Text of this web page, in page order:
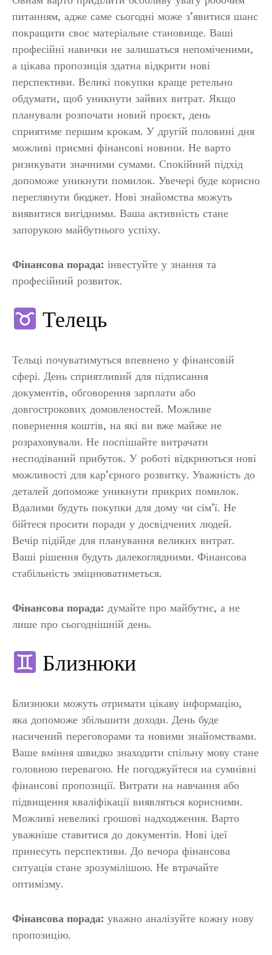
питанням, адже саме сьогодні може з’явитися шанс
покращити своє матеріальне становище. Ваші
професійні навички не залишаться непоміченими,
а цікава пропозиція здатна відкрити нові
перспективи. Великі покупки краще ретельно
обдумати, щоб уникнути зайвих витрат. Якщо
планували розпочати новий проєкт, день
сприятиме першим крокам. У другій половині дня
можливі приємні фінансові новини. Не варто
ризикувати значними сумами. Спокійний підхід
допоможе уникнути помилок. Увечері буде корисно
переглянути бюджет. Нові знайомства можуть
виявитися вигідними. Ваша активність стане
запорукою майбутнього успіху.
Фінансова порада: інвестуйте у знання та
професійний розвиток.
Телець
Тельці почуватимуться впевнено у фінансовій
сфері. День сприятливий для підписання
документів, обговорення зарплати або
довгострокових домовленостей. Можливе
повернення коштів, на які ви вже майже не
розраховували. Не поспішайте витрачати
несподіваний прибуток. У роботі відкриються нові
можливості для кар’єрного розвитку. Уважність до
деталей допоможе уникнути прикрих помилок.
Вдалими будуть покупки для дому чи сім’ї. Не
бійтеся просити поради у досвідчених людей.
Вечір підійде для планування великих витрат.
Ваші рішення будуть далекоглядними. Фінансова
стабільність зміцнюватиметься.
Фінансова порада: думайте про майбутнє, а не
лише про сьогоднішній день.
Близнюки
Близнюки можуть отримати цікаву інформацію,
яка допоможе збільшити доходи. День буде
насичений переговорами та новими знайомствами.
Ваше вміння швидко знаходити спільну мову стане
головною перевагою. Не погоджуйтеся на сумнівні
фінансові пропозиції. Витрати на навчання або
підвищення кваліфікації виявляться корисними.
Можливі невеликі грошові надходження. Варто
уважніше ставитися до документів. Нові ідеї
принесуть перспективи. До вечора фінансова
ситуація стане зрозумілішою. Не втрачайте
оптимізму.
Фінансова порада: уважно аналізуйте кожну нову
пропозицію.